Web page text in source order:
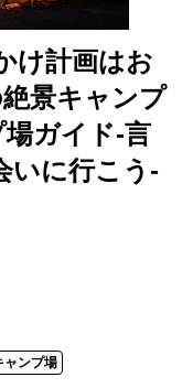
け計画はお
景キャンプ
ガイド-言
いに行こう-
ャンプ場